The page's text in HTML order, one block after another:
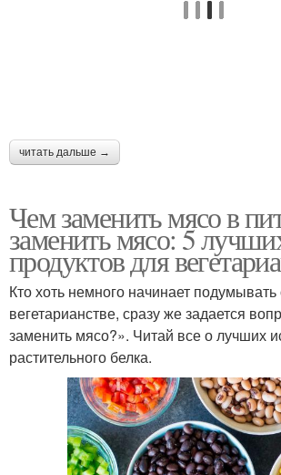
читать дальше →
Чем заменить мясо в
заменить мясо: 5
продуктов для
Кто хоть немного начинает подумывать
вегетарианстве, сразу же задается
заменить мясо?». Читай все о лучших
растительного белка.